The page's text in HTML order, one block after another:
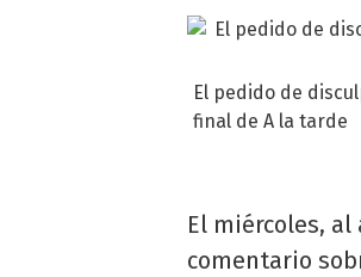
El pedido de
final de A la tarde
El miércoles, al
comentario